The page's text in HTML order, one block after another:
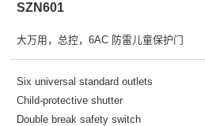
SZN601
大万用，总控，6AC 防雷儿童保护门
Six universal standard outlets
Child-protective shutter
Double break safety switch